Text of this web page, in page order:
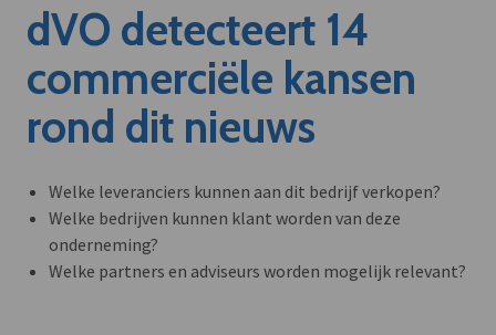
dVO detecteert 14
commerciële kansen
rond dit nieuws
Welke leveranciers kunnen aan dit bedrijf verkopen?
Welke bedrijven kunnen klant worden van deze
onderneming?
Welke partners en adviseurs worden mogelijk relevant?